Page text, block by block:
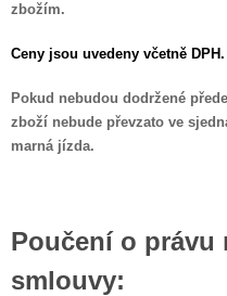
zbožím.
Ceny jsou uvedeny včetně DPH.
Pokud nebudou dodržené
zboží nebude převzato ve
marná jízda.
Poučení o právu
smlouvy: